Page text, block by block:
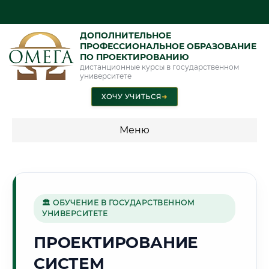
ДОПОЛНИТЕЛЬНОЕ
ПРОФЕССИОНАЛЬНОЕ ОБРАЗОВАНИЕ
ПО ПРОЕКТИРОВАНИЮ
дистанционные курсы в государственном
университете
ХОЧУ УЧИТЬСЯ➜
Меню
🌳
🏛 ОБУЧЕНИЕ В ГОСУДАРСТВЕННОМ
УНИВЕРСИТЕТЕ
ПРОЕКТИРОВАНИЕ
СИСТЕМ